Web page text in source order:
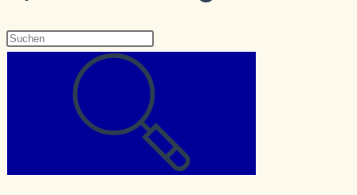
Diese
durchsuchen